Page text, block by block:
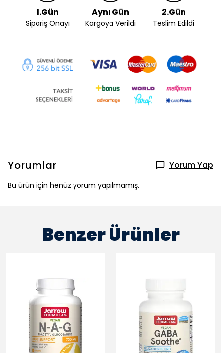
1.Gün
Sipariş Onayı
Aynı Gün
Kargoya Verildi
2.Gün
Teslim Edildi
Yorumlar Yorum Yap
Bu ürün için henüz yorum yapılmamış.
Benzer Ürünler